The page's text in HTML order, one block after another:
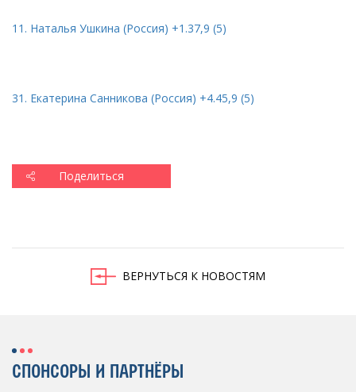
11. Наталья Ушкина (Россия) +1.37,9 (5)
31. Екатерина Санникова (Россия) +4.45,9 (5)
Поделиться
ВЕРНУТЬСЯ К НОВОСТЯМ
СПОНСОРЫ И ПАРТНЁРЫ